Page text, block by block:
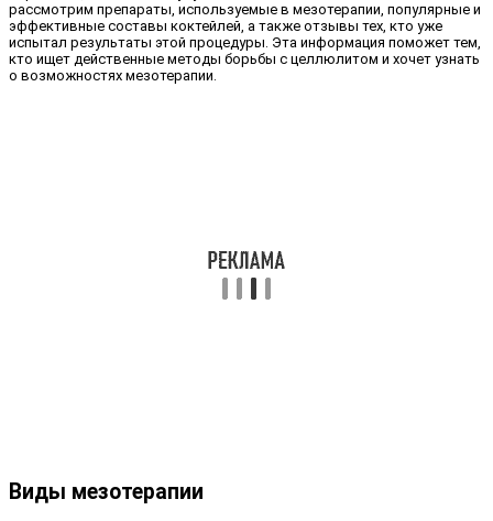
рассмотрим препараты, используемые в мезотерапии, популярные и
эффективные составы коктейлей, а также отзывы тех, кто уже
испытал результаты этой процедуры. Эта информация поможет тем,
кто ищет действенные методы борьбы с целлюлитом и хочет узнать
о возможностях мезотерапии.
Виды мезотерапии